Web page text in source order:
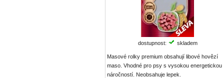
dostupnost: skladem
Masové rolky premium obsahují libové hovězí
maso. Vhodné pro psy s vysokou energetickou
náročností. Neobsahuje lepek.